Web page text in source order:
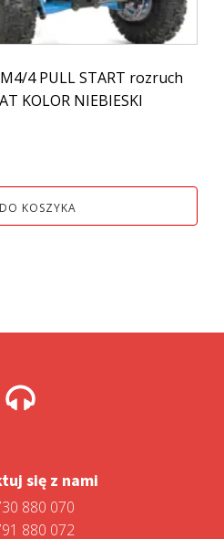
4 PULL START rozruch
KOLOR NIEBIESKI
KOSZYKA
się z nami
880 070
880 072